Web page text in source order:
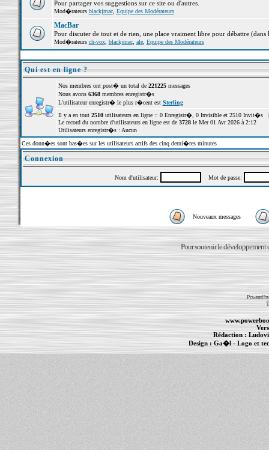
Pour partager vos suggestions sur ce site ou d'autres.
Mod�rateurs blackjmac, Equipe des Modérateurs
MacBar
Pour discuter de tout et de rien, une place vraiment libre pour débattre (dans
Mod�rateurs ch-vox, blackjmac, ale, Equipe des Modérateurs
Qui est en ligne ?
Nos membres ont post� un total de 221225messages
Nous avons 6368membres enregistr�s
L'utilisateur enregistr� le plus r�cent est Sterling
Il y a en tout 2510utilisateurs en ligne :: 0 Enregistr�, 0 Invisible et 2510 Invit�s
Le record du nombre d'utilisateurs en ligne est de 3728le Mer 01 Avr 2026 à 2:12
Utilisateurs enregistr�s : Aucun
Ces donn�es sont bas�es sur les utilisateurs actifs des cinq derni�res minutes
Connexion
Nom d'utilisateur: Mot de passe:
Nouveaux messages
Pour soutenir le développement
Powered
Rédaction :
Design : Ga�l- Logo et